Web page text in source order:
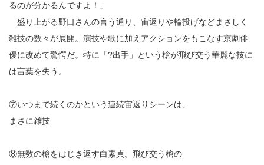
るのが分かるんですよ！」
盛り上がる野口さんの言う通り、宙返りや輪投げなどまさしく
雑技の数々が展開。演技や歌に加えアクションをもこなす京劇俳
優に改めて驚愕だ。特に「?出手」という槍が飛び交う華麗な技に
は言葉を失う。
⑦いつまで続くのかという連続宙返りシーンは、
まさに雑技
⑧無数の槍をはじき返す白素貞。飛び交う槍の